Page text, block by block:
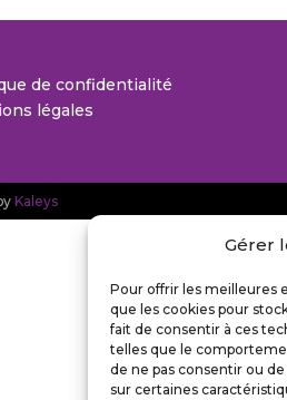
Gérer
Pour offrir les meilleures
que les cookies pour
fait de consentir à ces
telles que le
de ne pas consentir ou
sur certaines
de confidentialité
légales
Kaleys